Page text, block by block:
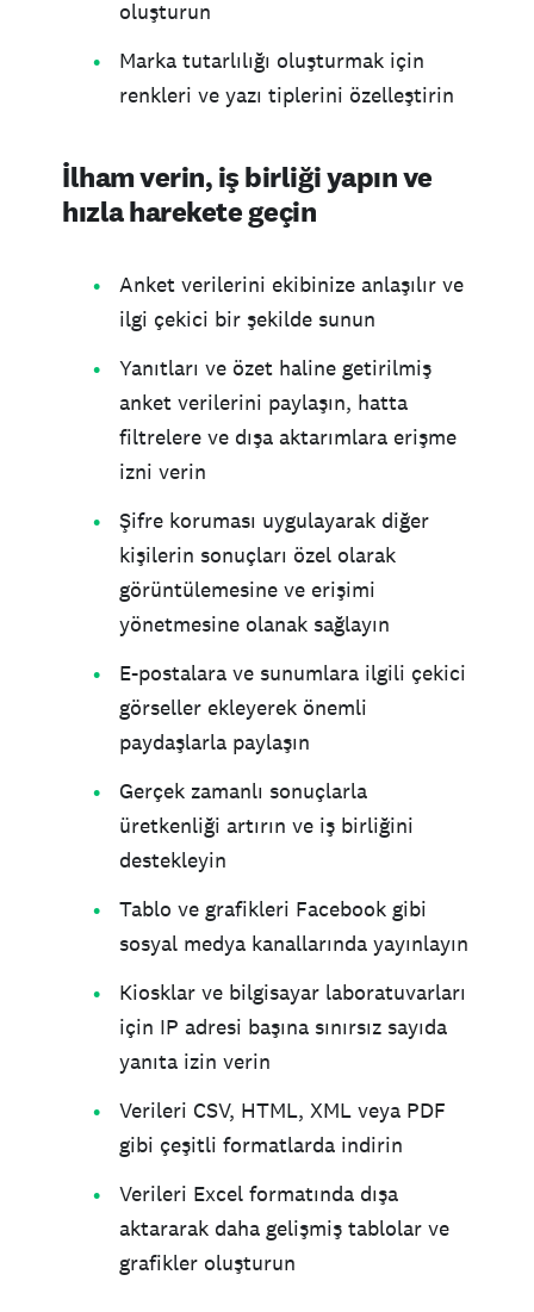
oluşturun
Marka tutarlılığı oluşturmak için
renkleri ve yazı tiplerini özelleştirin
İlham verin, iş birliği yapın ve
hızla harekete geçin
Anket verilerini ekibinize anlaşılır ve
ilgi çekici bir şekilde sunun
Yanıtları ve özet haline getirilmiş
anket verilerini paylaşın, hatta
filtrelere ve dışa aktarımlara erişme
izni verin
Şifre koruması uygulayarak diğer
kişilerin sonuçları özel olarak
görüntülemesine ve erişimi
yönetmesine olanak sağlayın
E-postalara ve sunumlara ilgili çekici
görseller ekleyerek önemli
paydaşlarla paylaşın
Gerçek zamanlı sonuçlarla
üretkenliği artırın ve iş birliğini
destekleyin
Tablo ve grafikleri Facebook gibi
sosyal medya kanallarında yayınlayın
Kiosklar ve bilgisayar laboratuvarları
için IP adresi başına sınırsız sayıda
yanıta izin verin
Verileri CSV, HTML, XML veya PDF
gibi çeşitli formatlarda indirin
Verileri Excel formatında dışa
aktararak daha gelişmiş tablolar ve
grafikler oluşturun